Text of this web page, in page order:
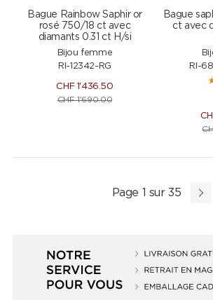
Bague Rainbow Saphir or
rosé 750/18 ct avec
diamants 0.31 ct H/si
Bijou femme
RI-12342-RG
CHF 1'436.50
CHF1'690.00
Bague
ct avec
RI-
Page 1 sur 35